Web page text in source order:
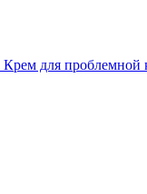
Крем для проблемной